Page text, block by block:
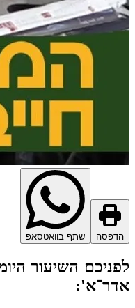
הדפסה שתף בוואטסאפ
לפניכם השיעור
אדר־א':